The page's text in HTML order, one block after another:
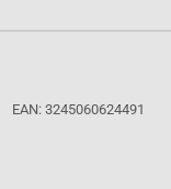
EAN: 3245060624491